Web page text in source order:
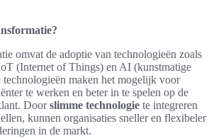
omvat de adoptie van technologieën zoals
(Internet of Things) en AI (kunstmatige
maken het mogelijk voor
te werken en beter in te spelen op de
Doorslimme technologie te integreren
kunnen organisaties sneller en flexibeler
in de markt.